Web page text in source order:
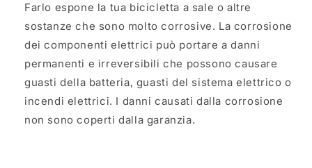
Farlo espone la tua bicicletta a sale o altre
sostanze che sono molto corrosive. La corrosione
dei componenti elettrici può portare a danni
permanenti e irreversibili che possono causare
guasti della batteria, guasti del sistema elettrico o
incendi elettrici. I danni causati dalla corrosione
non sono coperti dalla garanzia.